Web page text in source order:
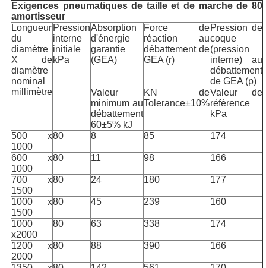
Exigences pneumatiques de taille et de marche de 80
amortisseur
Longueur
du
diamètre
X de
diamètre
nominal
millimètre
Pression
interne
initiale
kPa
Absorption
d'énergie
garantie
(GEA)
Force de
réaction au
débattement de
GEA (r)
Pression de
coque
(pression
interne) au
débattement
de GEA (p)
Valeur
minimum au
débattement
60±5% kJ
KN de
Tolerance±10%
Valeur de
référence
kPa
500 x
1000
80 8 85 174
600 x
1000
80 11 98 166
700 x
1500
80 24 180 177
1000 x
1500
80 45 239 160
1000
x2000
80 63 338 174
1200 x
2000
80 88 390 166